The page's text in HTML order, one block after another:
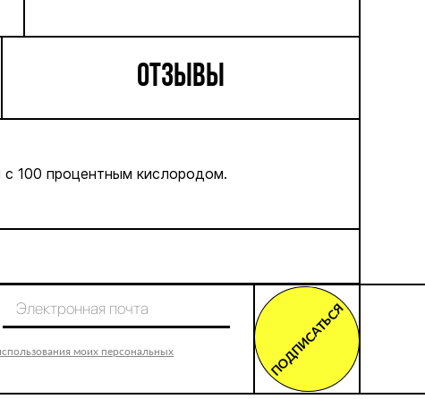
ОТЗЫВЫ
100 процентным кислородом.
моих персональных
ПОДПИСАТЬСЯ